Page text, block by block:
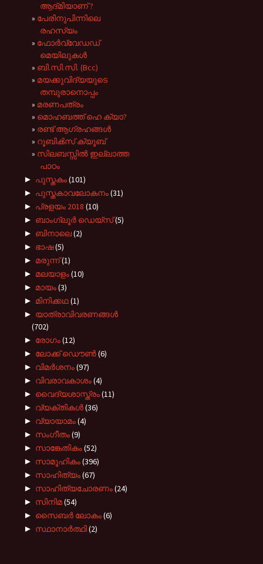
ആദ്‌മിയാണ് ?
പേരിനുപിന്നിലെ
രഹസ്യം
ഫോര്‍വ്വേഡഡ്
മെയിലുകള്‍
ബി.സി.സി. (Bcc)
മയക്കുവിദ്യയുടെ
തമ്പുരാനൊപ്പം
മരണപത്രം
മൊഹബത്ത് ഹെ ക്യാ?
രണ്ട് ആഗ്രഹങ്ങള്‍
റൂബിക്‍സ് ക്യൂബ്
സിലബസ്സിൽ ഇല്ലാത്ത
പാഠം
► പുസ്തകം(101)
► പുസ്തകാവലോകനം(31)
► പ്രളയം 2018 (10)
► ബാംഗ്ലൂർ ഡെയ്സ്(5)
► ബിനാലെ(2)
► ഭാഷ(5)
► മരുന്ന്(1)
► മലയാളം(10)
► മായം(3)
► മിനിക്കഥ(1)
► യാത്രാവിവരണങ്ങൾ
(702)
► രോഗം(12)
► ലോക്ക് ഡൌൺ(6)
► വിമർശനം(97)
► വിവരാവകാശം(4)
► വൈദ്യശാസ്ത്രം(11)
► വ്യക്തികൾ(36)
► വ്യായാമം(4)
► സംഗീതം(9)
► സാങ്കേതികം(52)
► സാമൂഹികം(396)
► സാഹിത്യം(67)
► സാഹിത്യചോരണം(24)
► സിനിമ(54)
► സൈബർ ലോകം(6)
► സ്ഥാനാർത്ഥി(2)